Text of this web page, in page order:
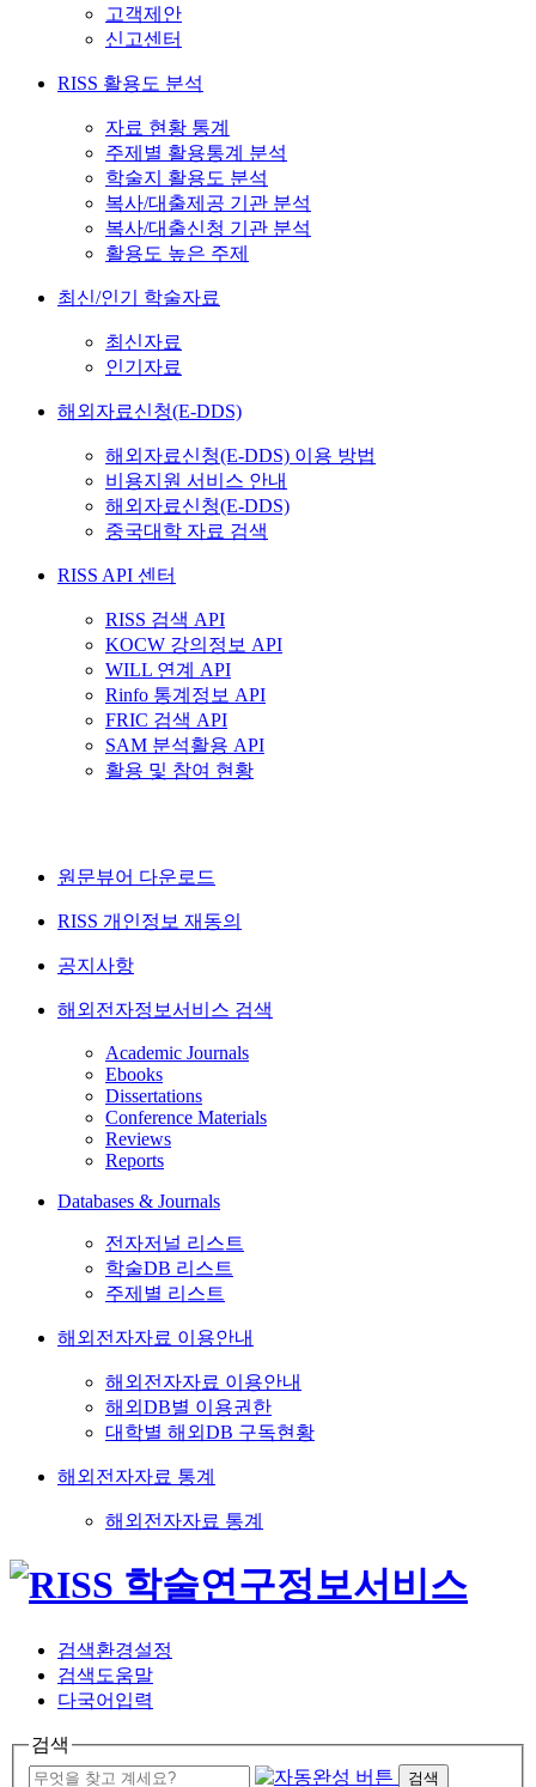
고객제안
신고센터
RISS 활용도 분석
자료 현황 통계
주제별 활용통계 분석
학술지 활용도 분석
복사/대출제공 기관 분석
복사/대출신청 기관 분석
활용도 높은 주제
최신/인기 학술자료
최신자료
인기자료
해외자료신청(E-DDS)
해외자료신청(E-DDS) 이용 방법
비용지원 서비스 안내
해외자료신청(E-DDS)
중국대학 자료 검색
RISS API 센터
RISS 검색 API
KOCW 강의정보 API
WILL 연계 API
Rinfo 통계정보 API
FRIC 검색 API
SAM 분석활용 API
활용 및 참여 현황
원문뷰어 다운로드
RISS 개인정보 재동의
공지사항
해외전자정보서비스 검색
Academic Journals
Ebooks
Dissertations
Conference Materials
Reviews
Reports
Databases & Journals
전자저널 리스트
학술DB 리스트
주제별 리스트
해외전자자료 이용안내
해외전자자료 이용안내
해외DB별 이용권한
대학별 해외DB 구독현황
해외전자자료 통계
해외전자자료 통계
검색환경설정
검색도움말
다국어입력
검색
검색